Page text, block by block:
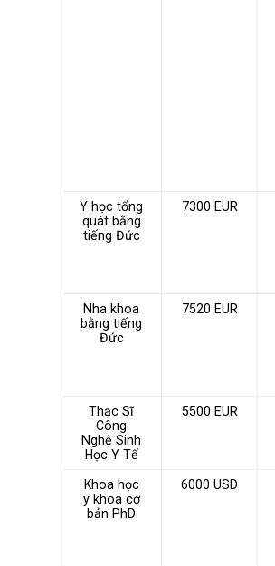
Y học tổng
quát bằng
tiếng Đức
7300 EUR
Nha khoa
bằng tiếng
Đức
7520 EUR
Thạc Sĩ
Công
Nghệ Sinh
Học Y Tế
5500 EUR
Khoa học
y khoa cơ
bản PhD
6000 USD